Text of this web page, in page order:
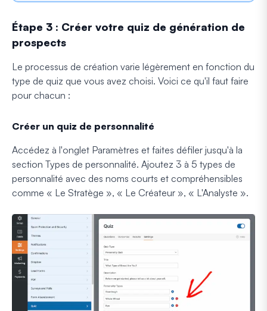
Étape 3 : Créer votre quiz de génération de
prospects
Le processus de création varie légèrement en fonction du
type de quiz que vous avez choisi. Voici ce qu'il faut faire
pour chacun :
Créer un quiz de personnalité
Accédez à l'onglet Paramètres et faites défiler jusqu'à la
section Types de personnalité. Ajoutez 3 à 5 types de
personnalité avec des noms courts et compréhensibles
comme « Le Stratège », « Le Créateur », « L'Analyste ».